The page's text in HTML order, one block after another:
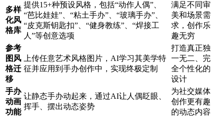
多样
化风
格库
提供15+种预设风格，包括“动作人偶”、
“芭比娃娃”、“粘土手办”、“玻璃手办”、
“皮克斯钥匙扣”、“健身教练”、“焊接工
人”等创意选项
满足不同审
美和场景需
求，创作乐
趣无穷
参考
图风
格迁
移
上传任意艺术风格图片，AI学习其美学特
征并应用到手办创作中，实现终极定制
打造真正独
一无二、完
全个性化的
设计
手办
动画
功能
让静态手办动起来，通过AI让人偶眨眼、
挥手、摆出动态姿势
为社交媒体
创作更有趣
的动态内容